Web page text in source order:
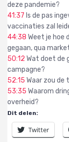
deze pandemie?
41:37 Is de pas
vaccinaties zal
44:38 Weet je hoe
gegaan, qua
50:12 Wat doet de
campagne?
52:15 Waar zou de
53:35 Waarom
overheid?
Dit delen:
Twitter